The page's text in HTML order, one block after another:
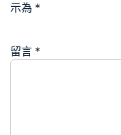
示為 *
留言 *